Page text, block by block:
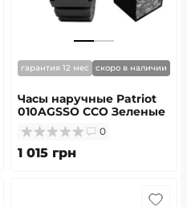
гарантия 12 мес скоро в наличии
Часы наручные Patriot
010AGSSO ССО Зеленые
+ Коробка
0
1 015 грн